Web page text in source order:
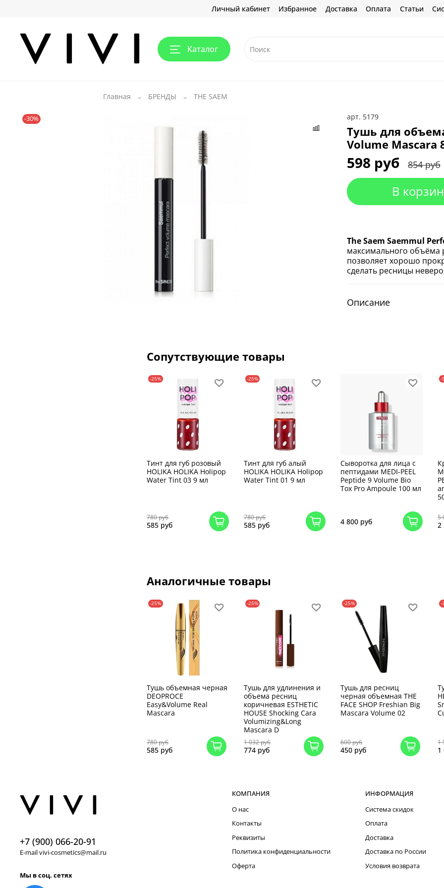
Личный кабинет Избранное Доставка Оплата Статьи
Каталог
Главная БРЕНДЫ THE SAEM
-30% арт. 5179
Тушь для
Volume Mascara
598 руб 854 руб
В
The Saem Saemmul
максимального объёма
позволяет хорошо
сделать ресницы
Описание
Сопутствующие товары
-25%
Тинт для губ розовый
HOLIKA HOLIKA Holipop
Water Tint 03 9 мл
780 руб
585 руб
-25%
Тинт для губ алый
HOLIKA HOLIKA Holipop
Water Tint 01 9 мл
780 руб
585 руб
Cыворотка для лица с
пептидами MEDI-PEEL
Peptide 9 Volume Bio
Tox Pro Ampoule 100 мл
4 800 руб
-
5
2
Аналогичные товары
-25%
Тушь объемная черная
DEOPROCE
Easy&Volume Real
Mascara
780 руб
585 руб
-25%
Тушь для удлинения и
объема ресниц
коричневая ESTHETIC
HOUSE Shocking Cara
Volumizing&Long
Mascara D
1 032 руб
774 руб
-25%
Тушь для ресниц
черная объемная THE
FACE SHOP Freshian Big
Mascara Volumе 02
600 руб
450 руб
-
1
1
КОМПАНИЯ
О нас
Контакты
Реквизиты
Политика конфиденциальности
Оферта
ИНФОРМАЦИЯ
Система скидок
Оплата
Доставка
Доставка по России
Условия возврата
+7 (900) 066-20-91
E-mail vivi-cosmetics@mail.ru
Мы в соц. сетях